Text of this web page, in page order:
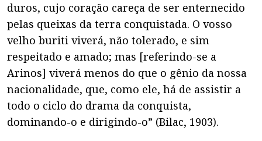
duros, cujo coração careça de ser enternecido
pelas queixas da terra conquistada. O vosso
velho buriti viverá, não tolerado, e sim
respeitado e amado; mas [referindo-se a
Arinos] viverá menos do que o gênio da nossa
nacionalidade, que, como ele, há de assistir a
todo o ciclo do drama da conquista,
dominando-o e dirigindo-o” (Bilac, 1903).